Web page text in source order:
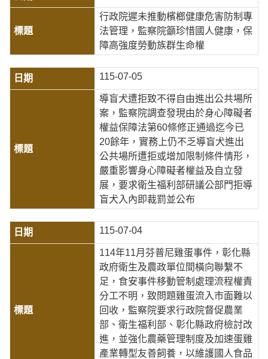
行政院遲未推動檳榔健康危害防制專
法管理，監察院籲珍惜國人健康，保
障高強度勞動族群生命權
115-07-05
導盲犬遭拒致不得自由進出公共場所
案，監察院調查發現由於身心障礙者
權益保障法第60條修正通過迄今已
20餘年，實務上仍不乏導盲犬進出
公共場所遭拒或增加限制條件情形，
嚴重影響身心障礙者權益及自立發
展，要求衛生福利部研議公部門拒導
盲犬入內即裁罰並公布
115-07-04
114年11月芬普尼雞蛋事件，彰化縣
政府衛生及農政單位間橫向聯繫不
足，食安事件移動管制處理流程權責
分工不明，致問題雞蛋流入市面難以
回收，監察院要求行政院督促農業
部、衛生福利部、彰化縣政府檢討改
進，並強化農藥管理制度及加速蛋雞
產業轉型友善飼養，以維護國人食品